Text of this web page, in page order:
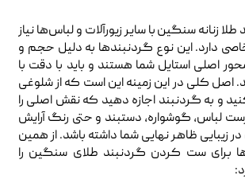
زنانه سنگین با سایر زیورآلات و لباس‌ها نیاز
دارد. این نوع گردنبندها به دلیل حجم و
اصلی استایل شما هستند و باید با دقت با
اصل کلی در این زمینه این است که از شلوغی
و به گردنبند اجازه دهید که نقش اصلی را
لباس، گوشواره، دستبند و حتی رنگ آرایش
در زیبایی ظاهر نهایی شما داشته باشد. از همین
برای ست کردن گردنبند طلای سنگین را